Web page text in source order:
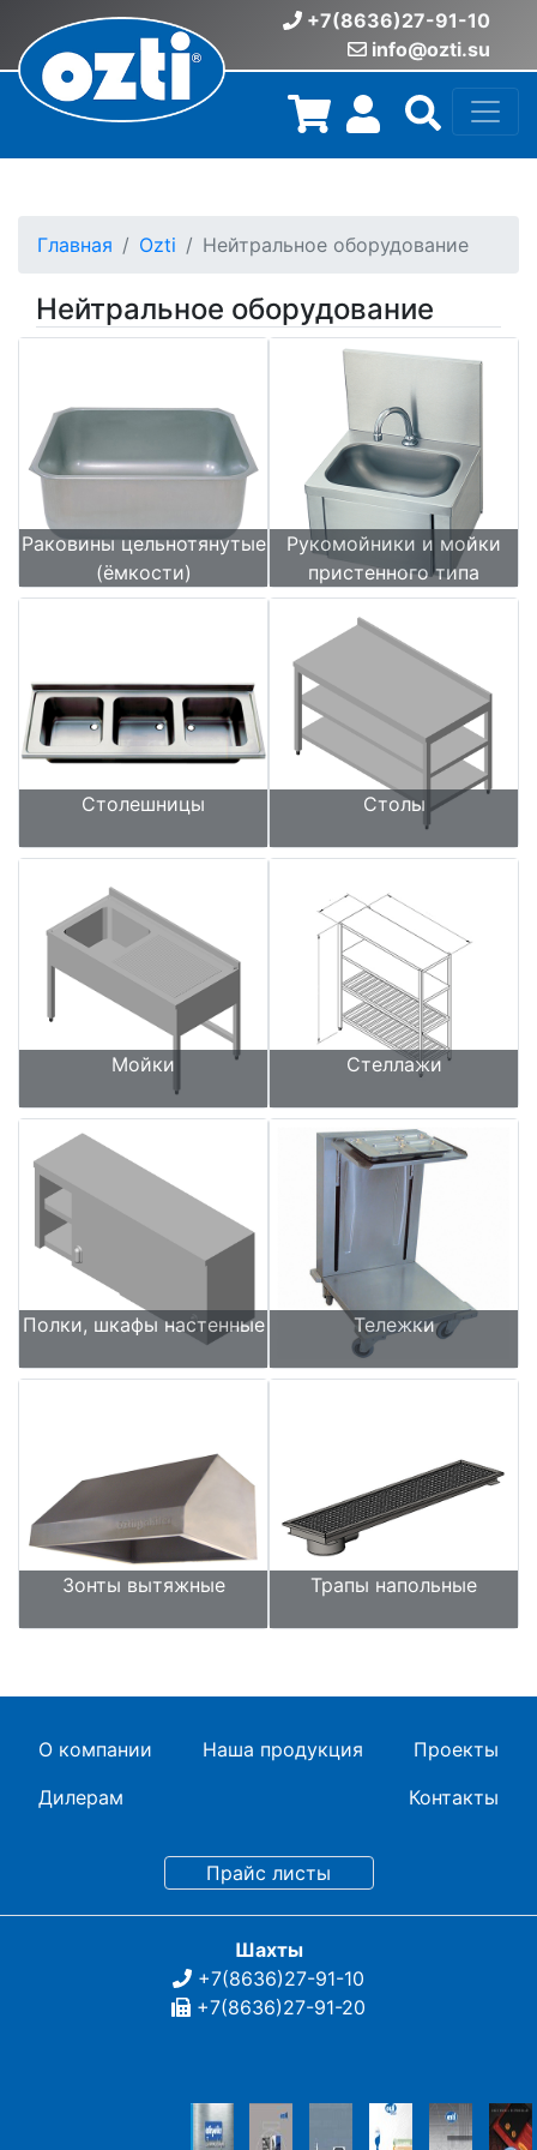
+7(8636)27-91-10
info@ozti.su
Главная Ozti Нейтральное оборудование
Нейтральное оборудование
Раковины цельнотянутые
(ёмкости)
Рукомойники и мойки
пристенного типа
Столешницы Столы
Мойки Стеллажи
Полки, шкафы настенные Тележки
Зонты вытяжные Трапы напольные
О компании Наша продукция
Проекты
Дилерам
Контакты
Шахты
+7(8636)27-91-10
+7(8636)27-91-20